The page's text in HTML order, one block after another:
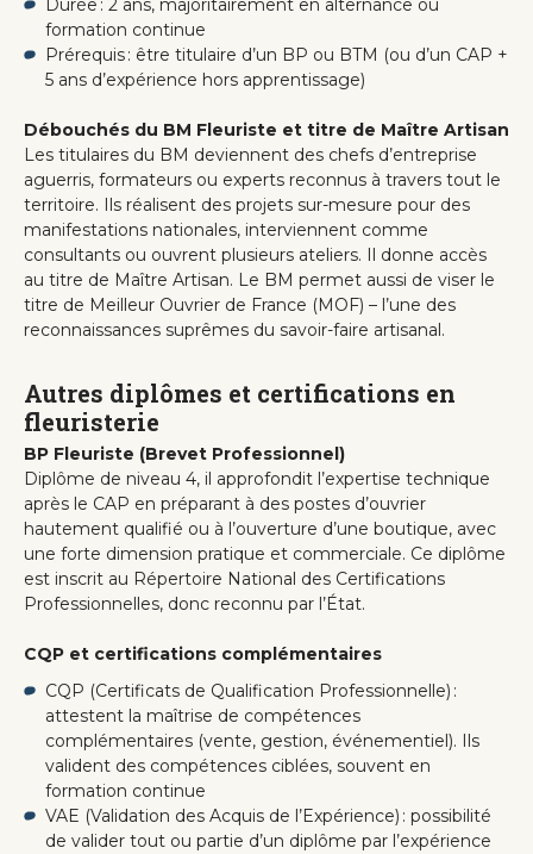
Durée : 2 ans, majoritairement en alternance ou
formation continue
Prérequis : être titulaire d’un BP ou BTM (ou d’un CAP +
5 ans d’expérience hors apprentissage)
Débouchés du BM Fleuriste et titre de Maître Artisan
Les titulaires du BM deviennent des chefs d’entreprise
aguerris, formateurs ou experts reconnus à travers tout le
territoire. Ils réalisent des projets sur-mesure pour des
manifestations nationales, interviennent comme
consultants ou ouvrent plusieurs ateliers. Il donne accès
au titre de Maître Artisan. Le BM permet aussi de viser le
titre de Meilleur Ouvrier de France (MOF) – l’une des
reconnaissances suprêmes du savoir-faire artisanal.
Autres diplômes et certifications en
fleuristerie
BP Fleuriste (Brevet Professionnel)
Diplôme de niveau 4, il approfondit l’expertise technique
après le CAP en préparant à des postes d’ouvrier
hautement qualifié ou à l’ouverture d’une boutique, avec
une forte dimension pratique et commerciale. Ce diplôme
est inscrit au Répertoire National des Certifications
Professionnelles, donc reconnu par l’État.
CQP et certifications complémentaires
CQP (Certificats de Qualification Professionnelle) :
attestent la maîtrise de compétences
complémentaires (vente, gestion, événementiel). Ils
valident des compétences ciblées, souvent en
formation continue
VAE (Validation des Acquis de l’Expérience) : possibilité
de valider tout ou partie d’un diplôme par l’expérience